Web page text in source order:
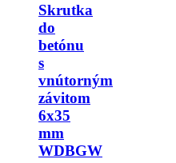
Skrutka
do
betónu
s
vnútorným
závitom
6x35
mm
WDBGW